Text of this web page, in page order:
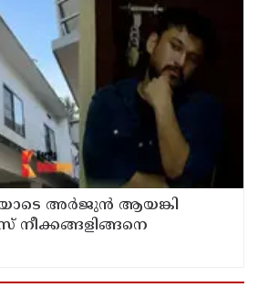
അര്‍ജുന്‍ ആയങ്കി
നീക്കങ്ങളിങ്ങനെ